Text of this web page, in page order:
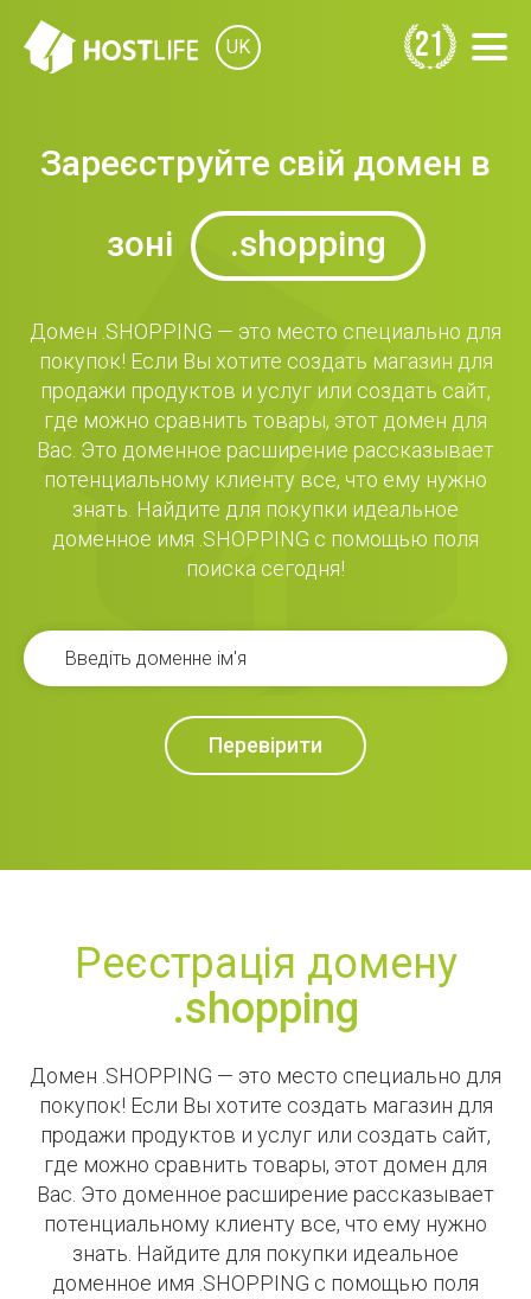
UK 21
Зареєструйте свій домен в
зоні
.shopping
Домен .SHOPPING — это место специально для
покупок! Если Вы хотите создать магазин для
продажи продуктов и услуг или создать сайт,
где можно сравнить товары, этот домен для
Вас. Это доменное расширение рассказывает
потенциальному клиенту все, что ему нужно
знать. Найдите для покупки идеальное
доменное имя .SHOPPING с помощью поля
поиска сегодня!
Перевірити
Реєстрація домену
.shopping
Домен .SHOPPING — это место специально для
покупок! Если Вы хотите создать магазин для
продажи продуктов и услуг или создать сайт,
где можно сравнить товары, этот домен для
Вас. Это доменное расширение рассказывает
потенциальному клиенту все, что ему нужно
знать. Найдите для покупки идеальное
доменное имя .SHOPPING с помощью поля